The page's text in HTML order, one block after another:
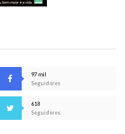
97 mil
Seguidores
618
Seguidores